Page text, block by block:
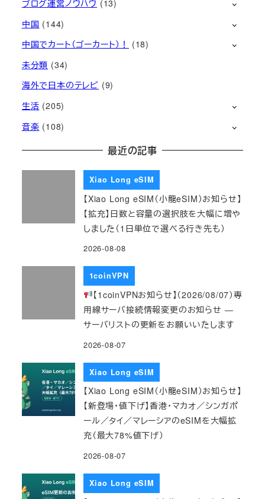
ブログ運営ノウハウ (13)
中国 (144)
中国でカート（ゴーカート）！
(18)
未分類 (34)
海外で日本のテレビ (9)
生活 (205)
音楽 (108)
最近の記事
Xiao Long eSIM
【Xiao Long eSIM（小龍eSIM）お知らせ】
【拡充】日数と容量の選択肢を大幅に増や
しました（1日単位で選べる行き先も）
2026-08-08
1coinVPN
【1coinVPNお知らせ】（2026/08/07）専
用線サーバ接続情報変更のお知らせ ―
サーバリストの更新をお願いいたします
2026-08-07
Xiao Long eSIM
【Xiao Long eSIM（小龍eSIM）お知らせ】
【新登場・値下げ】香港・マカオ／シンガポ
ール／タイ／マレーシアのeSIMを大幅拡
充（最大78%値下げ）
2026-08-07
Xiao Long eSIM